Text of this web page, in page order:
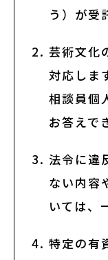
お知らせ・
アートノト
アートノト
う）が受
芸術文化
対応しま
相談員個
お答えで
法令に違
ない内容
いては、
特定の有